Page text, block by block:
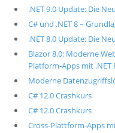
.NET 9.0 Update: Die
C# und .NET 8 –
.NET 8.0 Update: Die
Blazor 8.0: Moderne
Platform-Apps mit .NET
Moderne
C# 12.0 Crashkurs
C# 12.0 Crashkurs
Cross-Plattform-Apps